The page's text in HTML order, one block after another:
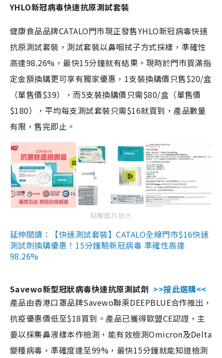
YHLO新冠病毒快速抗原測試套裝
健康食品品牌CATALO門市現正發售YHLO新冠病毒快速
抗原測試套裝，測試套裝以鼻咽拭子方式採樣，準確性
高達98.26%，最快15分鐘就有結果。現時於門市買滿指
定金額換購更可享有獨家優惠，1支裝換購價只售$20/盒
（單售價$39），而5支裝換購價只需$80/盒（單售價
$180），平均每支測試套裝只需$16就買到，產品數量
有限，售完即止。
點擊圖片放大
延伸閱讀：【快速測試套裝】CATALO全線門市$16快速
測試劑換購優惠！15分鐘驗新冠病毒 準確性高達
98.26%
Savewo新型冠狀病毒快速抗原測試劑 >>按此選購<<
產品由香港口罩品牌Savewo聯乘DEEPBLUE合作推出，
抗疫優惠價低至$18買到。產品已獲得歐盟CE認證，主
要以採集鼻液樣本作檢測，能有效檢測Omicron及Delta
變種病毒，準確度達至99%，最快15分鐘就能知道檢測